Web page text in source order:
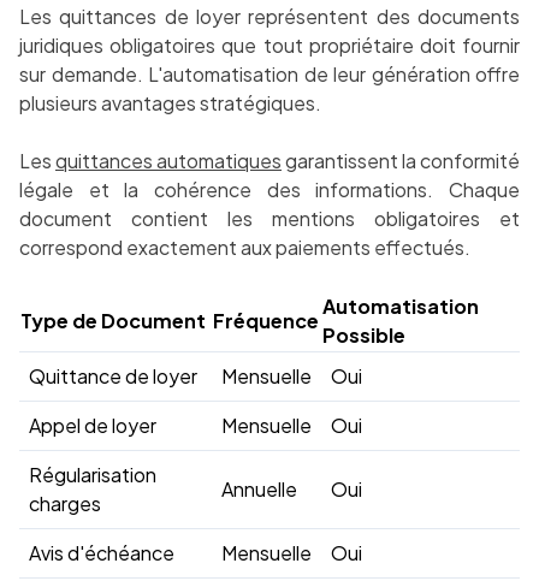
Les quittances de loyer représentent des documents
juridiques obligatoires que tout propriétaire doit fournir
sur demande. L'automatisation de leur génération offre
plusieurs avantages stratégiques.
Lesquittances automatiquesgarantissent la conformité
légale et la cohérence des informations. Chaque
document contient les mentions obligatoires et
correspond exactement aux paiements effectués.
Type de Document Fréquence
Automatisation
Possible
Quittance de loyer
Mensuelle
Oui
Appel de loyer
Mensuelle
Oui
Régularisation
charges
Annuelle Oui
Avis d'échéance Mensuelle
Oui